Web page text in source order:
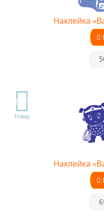
Наклейка
TOP
Товар
Наклейка